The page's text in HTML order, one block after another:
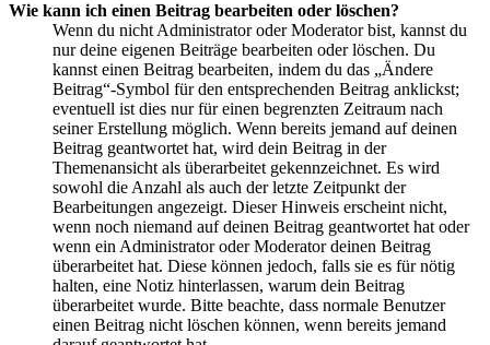
Wie kann ich einen Beitrag bearbeiten oder löschen?
Wenn du nicht Administrator oder Moderator bist, kannst du
nur deine eigenen Beiträge bearbeiten oder löschen. Du
kannst einen Beitrag bearbeiten, indem du das „Ändere
Beitrag“-Symbol für den entsprechenden Beitrag anklickst;
eventuell ist dies nur für einen begrenzten Zeitraum nach
seiner Erstellung möglich. Wenn bereits jemand auf deinen
Beitrag geantwortet hat, wird dein Beitrag in der
Themenansicht als überarbeitet gekennzeichnet. Es wird
sowohl die Anzahl als auch der letzte Zeitpunkt der
Bearbeitungen angezeigt. Dieser Hinweis erscheint nicht,
wenn noch niemand auf deinen Beitrag geantwortet hat oder
wenn ein Administrator oder Moderator deinen Beitrag
überarbeitet hat. Diese können jedoch, falls sie es für nötig
halten, eine Notiz hinterlassen, warum dein Beitrag
überarbeitet wurde. Bitte beachte, dass normale Benutzer
einen Beitrag nicht löschen können, wenn bereits jemand